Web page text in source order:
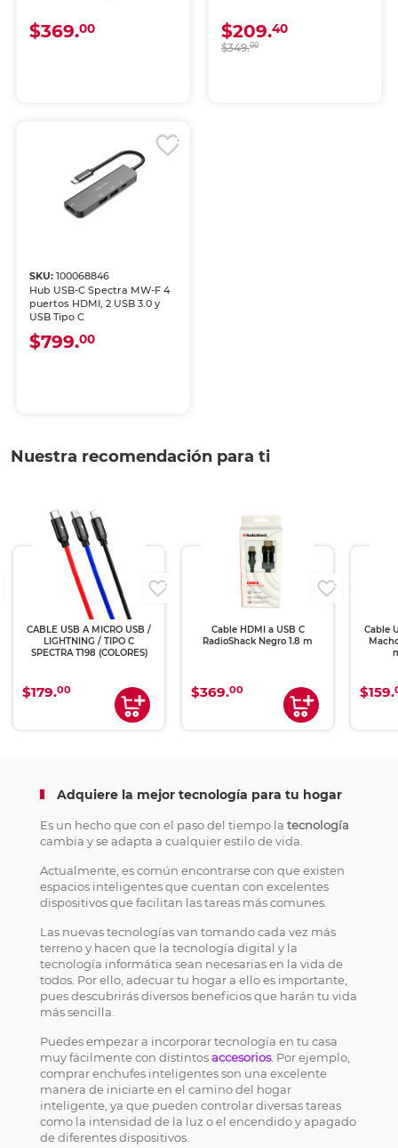
$369.00 $209.40
$349.00
SKU:100068846
Hub USB-C Spectra MW-F 4
puertos HDMI, 2 USB 3.0 y
USB Tipo C
$799.00
Nuestra recomendación para ti
CABLE USB A MICRO USB /
LIGHTNING / TIPO C
SPECTRA T198 (COLORES)
$179.00
Cable HDMI a USB C
RadioShack Negro 1.8 m
$369.00
Cable
$159.
Adquiere la mejor tecnología para tu hogar
Es un hecho que con el paso del tiempo la tecnología
cambia y se adapta a cualquier estilo de vida.
Actualmente, es común encontrarse con que existen
espacios inteligentes que cuentan con excelentes
dispositivos que facilitan las tareas más comunes.
Las nuevas tecnologías van tomando cada vez más
terreno y hacen que la tecnología digital y la
tecnología informática sean necesarias en la vida de
todos. Por ello, adecuar tu hogar a ello es importante,
pues descubrirás diversos beneficios que harán tu vida
más sencilla.
Puedes empezar a incorporar tecnología en tu casa
muy fácilmente con distintosaccesorios. Por ejemplo,
comprar enchufes inteligentes son una excelente
manera de iniciarte en el camino del hogar
inteligente, ya que pueden controlar diversas tareas
como la intensidad de la luz o el encendido y apagado
de diferentes dispositivos.